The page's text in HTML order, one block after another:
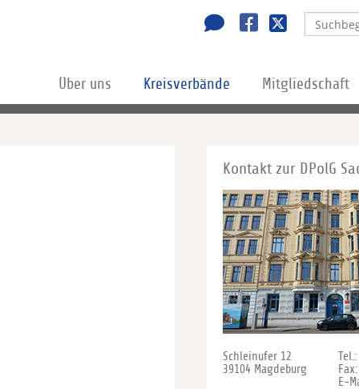
Über uns Kreisverbände Mitgliedschaft
Kontakt zur DPolG
Schleinufer 12
39104 Magdeburg
E-